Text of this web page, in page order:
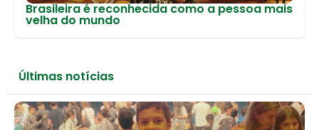
Brasileira é reconhecida como a pessoa mais
velha do mundo
Últimas notícias